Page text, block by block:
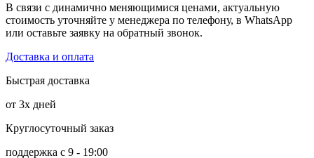
В связи с динамично меняющимися ценами, актуальную
стоимость уточняйте у менеджера по телефону, в WhatsApp
или оставьте заявку на обратный звонок.
Доставка и оплата
Быстрая доставка
от 3х дней
Круглосуточный заказ
поддержка с 9 - 19:00